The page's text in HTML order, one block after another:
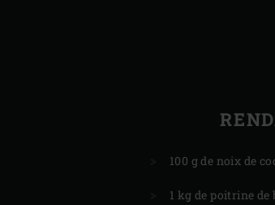
100 g de noix de
1 kg de poitrine